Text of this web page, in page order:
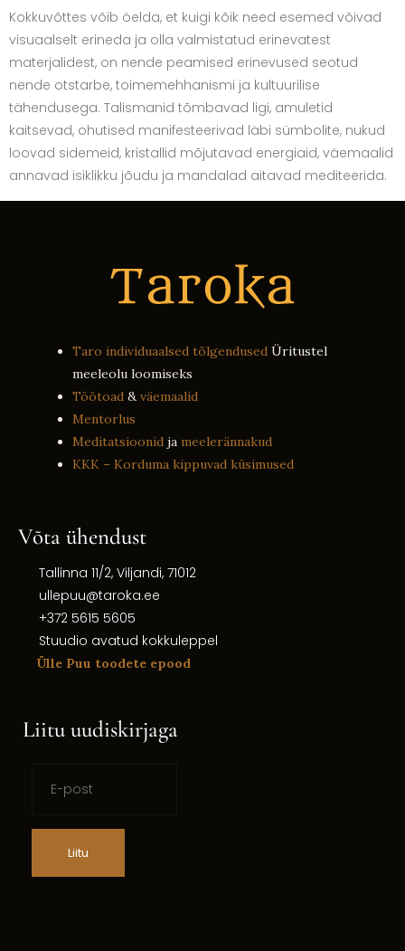
Kokkuvõttes võib öelda, et kuigi kõik need esemed võivad
visuaalselt erineda ja olla valmistatud erinevatest
materjalidest, on nende peamised erinevused seotud
nende otstarbe, toimemehhanismi ja kultuurilise
tähendusega. Talismanid tõmbavad ligi, amuletid
kaitsevad, ohutised manifesteerivad läbi sümbolite, nukud
loovad sidemeid, kristallid mõjutavad energiaid, väemaalid
annavad isiklikku jõudu ja mandalad aitavad mediteerida.
Taro individuaalsed tõlgendused Üritustel
meeleolu loomiseks
Töötoad &väemaalid
Mentorlus
Meditatsioonid ja meelerännakud
KKK – Korduma kippuvad küsimused
Võta ühendust
Tallinna 11/2, Viljandi, 71012
ullepuu@taroka.ee
+372 5615 5605
Stuudio avatud kokkuleppel
Ülle Puu toodete epood
Liitu uudiskirjaga
Liitu